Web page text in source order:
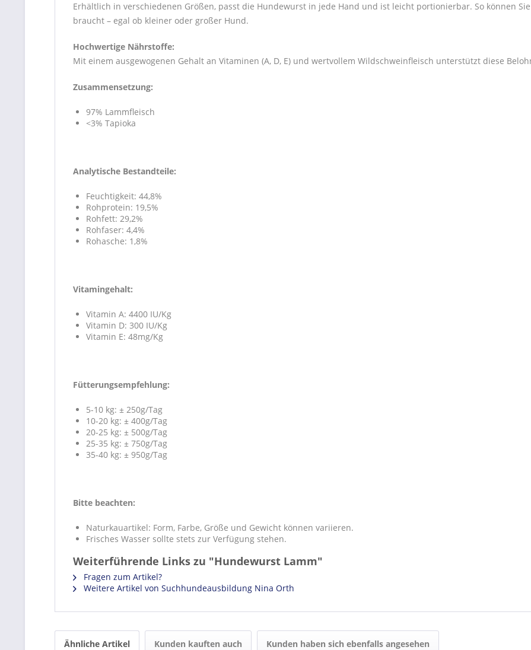
Erhältlich in verschiedenen Größen, passt die Hundewurst in jede Hand und ist leicht portionierbar. So können
braucht – egal ob kleiner oder großer Hund.
Hochwertige Nährstoffe:
Mit einem ausgewogenen Gehalt an Vitaminen (A, D, E) und wertvollem Wildschweinfleisch unterstützt diese
Zusammensetzung:
97% Lammfleisch
<3% Tapioka
Analytische Bestandteile:
Feuchtigkeit: 44,8%
Rohprotein: 19,5%
Rohfett: 29,2%
Rohfaser: 4,4%
Rohasche: 1,8%
Vitamingehalt:
Vitamin A: 4400 IU/Kg
Vitamin D: 300 IU/Kg
Vitamin E: 48mg/Kg
Fütterungsempfehlung:
5-10 kg: ± 250g/Tag
10-20 kg: ± 400g/Tag
20-25 kg: ± 500g/Tag
25-35 kg: ± 750g/Tag
35-40 kg: ± 950g/Tag
Bitte beachten:
Naturkauartikel: Form, Farbe, Größe und Gewicht können variieren.
Frisches Wasser sollte stets zur Verfügung stehen.
Weiterführende Links zu "Hundewurst Lamm"
Fragen zum Artikel?
Weitere Artikel von Suchhundeausbildung Nina Orth
Ähnliche Artikel Kunden kauften auch Kunden haben sich ebenfalls angesehen